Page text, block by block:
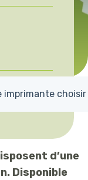
imprimante
d’une
Disponible